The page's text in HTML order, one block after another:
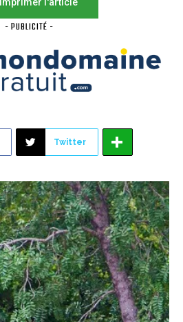
- PUBLICITÉ -
Twitter